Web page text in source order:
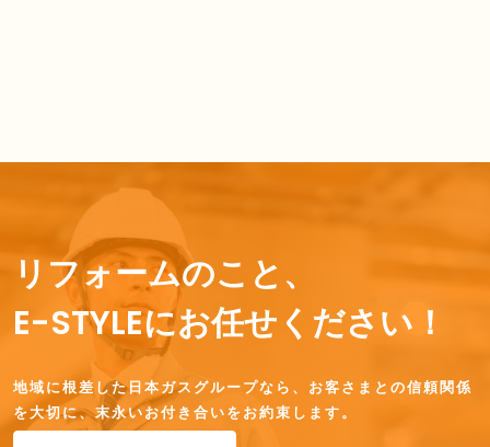
リフォームのこと、
E-STYLEにお任せください！
地域に根差した日本ガスグループなら、お客さまとの信頼関係
を大切に、末永いお付き合いをお約束します。